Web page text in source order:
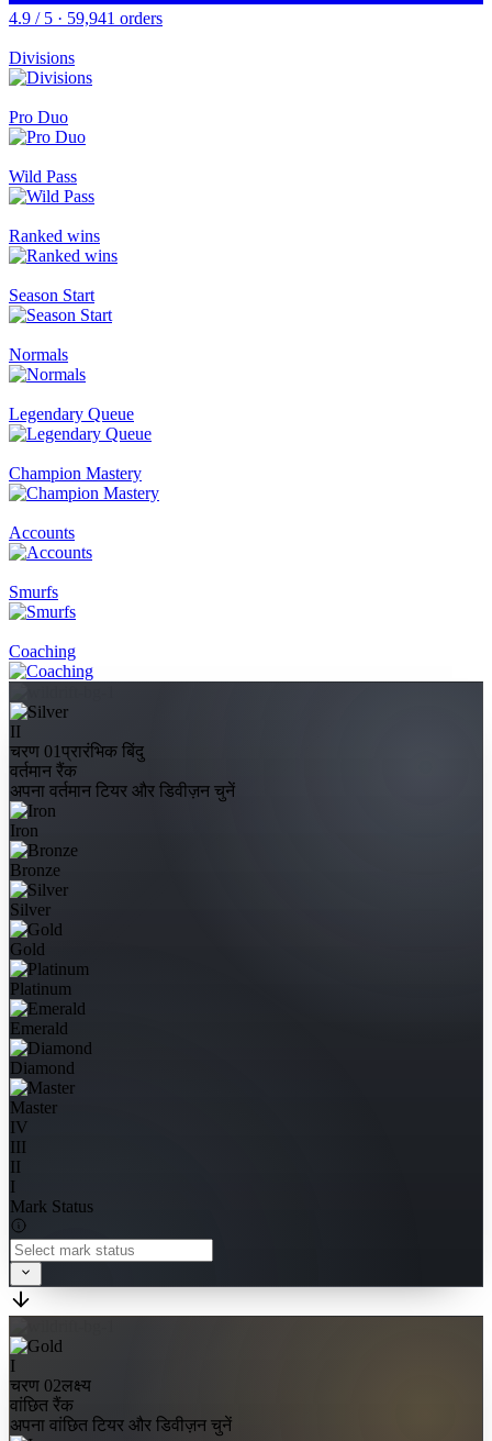
4.9 / 5 · 59,941 orders
Divisions
Pro Duo
Wild Pass
Ranked wins
Season Start
Normals
Legendary Queue
Champion Mastery
Accounts
Smurfs
Coaching
II
चरण 01प्रारंभिक बिंदु
वर्तमान रैंक
अपना वर्तमान टियर और डिवीज़न चुनें
Iron
Bronze
Silver
Gold
Platinum
Emerald
Diamond
Master
IV
III
II
I
Mark Status
I
चरण 02लक्ष्य
वांछित रैंक
अपना वांछित टियर और डिवीज़न चुनें